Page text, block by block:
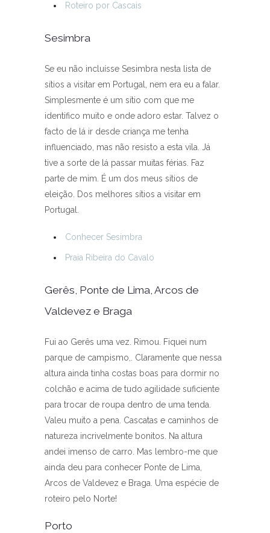
Roteiro por Cascais
Sesimbra
Se eu não incluísse Sesimbra nesta lista de
sítios a visitar em Portugal, nem era eu a falar.
Simplesmente é um sítio com que me
identifico muito e onde adoro estar. Talvez o
facto de lá ir desde criança me tenha
influenciado, mas não resisto a esta vila. Já
tive a sorte de lá passar muitas férias. Faz
parte de mim. É um dos meus sítios de
eleição. Dos melhores sítios a visitar em
Portugal.
Conhecer Sesimbra
Praia Ribeira do Cavalo
Gerês, Ponte de Lima, Arcos de
Valdevez e Braga
Fui ao Gerês uma vez. Rimou. Fiquei num
parque de campismo,. Claramente que nessa
altura ainda tinha costas boas para dormir no
colchão e acima de tudo agilidade suficiente
para trocar de roupa dentro de uma tenda.
Valeu muito a pena. Cascatas e caminhos de
natureza incrivelmente bonitos. Na altura
andei imenso de carro. Mas lembro-me que
ainda deu para conhecer Ponte de Lima,
Arcos de Valdevez e Braga. Uma espécie de
roteiro pelo Norte!
Porto